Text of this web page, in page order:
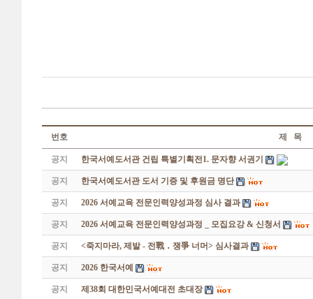
번호 제 목
공지 한국서예도서관 건립 특별기획전1. 문자향 서권기
공지 한국서예도서관 도서 기증 및 후원금 명단
공지 2026 서예교육 전문인력양성과정 심사 결과
공지 2026 서예교육 전문인력양성과정 _ 모집요강 & 신청서
공지 <죽지마라, 제발 - 전戰 ․ 쟁爭 너머> 심사결과
공지 2026 한국서예
공지 제38회 대한민국서예대전 초대장